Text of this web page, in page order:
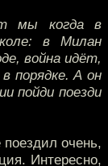
мы когда в
в Милан
война идёт,
порядке. А он
пойди поезди
поездил очень,
Интересно,